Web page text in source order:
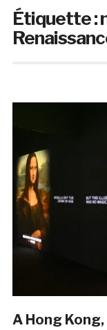
Étiquette :
A Hong